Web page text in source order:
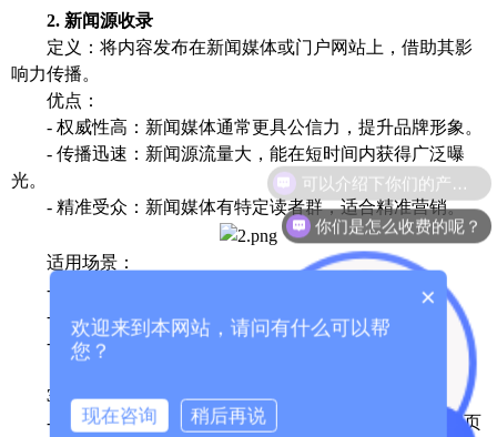
2. 新闻源收录
定义：将内容发布在新闻媒体或门户网站上，借助其影
响力传播。
优点：
- 权威性高：新闻媒体通常更具公信力，提升品牌形象。
- 传播迅速：新闻源流量大，能在短时间内获得广泛曝
光。
- 精准受众：新闻媒体有特定读者群，适合精准营销。
适用场景：
- 需要快速提升品牌知名度。
- 内容具有新闻价值，适合大众传播。
- 预算充足，能够承担新闻源发布的费用。
3. 如何选择
- 目标导向：如果目标是长期流量和SEO优化，选择网页
你们是怎么收费的呢？
×
欢迎来到本网站，请问有什么可以帮
您？
现在咨询 稍后再说